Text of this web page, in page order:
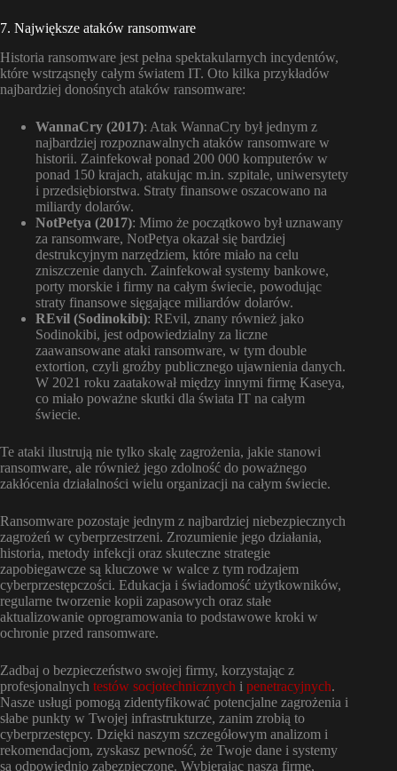
7. Największe ataków ransomware
Historia ransomware jest pełna spektakularnych incydentów,
które wstrząsnęły całym światem IT. Oto kilka przykładów
najbardziej donośnych ataków ransomware:
WannaCry (2017): Atak WannaCry był jednym z
najbardziej rozpoznawalnych ataków ransomware w
historii. Zainfekował ponad 200 000 komputerów w
ponad 150 krajach, atakując m.in. szpitale, uniwersytety
i przedsiębiorstwa. Straty finansowe oszacowano na
miliardy dolarów.
NotPetya (2017): Mimo że początkowo był uznawany
za ransomware, NotPetya okazał się bardziej
destrukcyjnym narzędziem, które miało na celu
zniszczenie danych. Zainfekował systemy bankowe,
porty morskie i firmy na całym świecie, powodując
straty finansowe sięgające miliardów dolarów.
REvil (Sodinokibi): REvil, znany również jako
Sodinokibi, jest odpowiedzialny za liczne
zaawansowane ataki ransomware, w tym double
extortion, czyli groźby publicznego ujawnienia danych.
W 2021 roku zaatakował między innymi firmę Kaseya,
co miało poważne skutki dla świata IT na całym
świecie.
Te ataki ilustrują nie tylko skalę zagrożenia, jakie stanowi
ransomware, ale również jego zdolność do poważnego
zakłócenia działalności wielu organizacji na całym świecie.
Ransomware pozostaje jednym z najbardziej niebezpiecznych
zagrożeń w cyberprzestrzeni. Zrozumienie jego działania,
historia, metody infekcji oraz skuteczne strategie
zapobiegawcze są kluczowe w walce z tym rodzajem
cyberprzestępczości. Edukacja i świadomość użytkowników,
regularne tworzenie kopii zapasowych oraz stałe
aktualizowanie oprogramowania to podstawowe kroki w
ochronie przed ransomware.
Zadbaj o bezpieczeństwo swojej firmy, korzystając z
profesjonalnych testów socjotechnicznych i penetracyjnych.
Nasze usługi pomogą zidentyfikować potencjalne zagrożenia i
słabe punkty w Twojej infrastrukturze, zanim zrobią to
cyberprzestępcy. Dzięki naszym szczegółowym analizom i
rekomendacjom, zyskasz pewność, że Twoje dane i systemy
są odpowiednio zabezpieczone. Wybierając naszą firmę,